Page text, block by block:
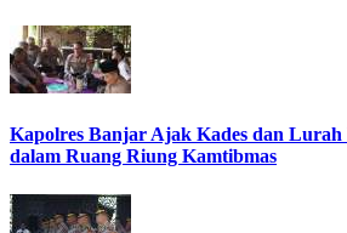
Kapolres Banjar Ajak Kades dan
dalam Ruang Riung Kamtibmas